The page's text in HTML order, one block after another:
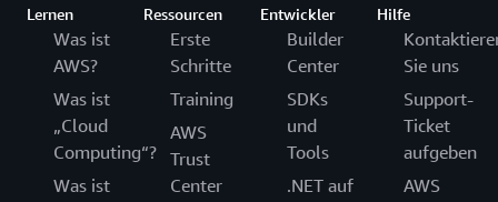
Lernen
Was ist
AWS?
Was ist
„Cloud
Computing“?
Was ist
Ressourcen
Erste
Schritte
Training
AWS
Trust
Center
Entwickler
Builder
Center
SDKs
und
Tools
.NET auf
Hilfe
Sie uns
Support-
Ticket
aufgeben
AWS